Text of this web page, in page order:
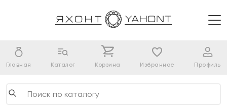
Главная Каталог Корзина Избранное Профиль